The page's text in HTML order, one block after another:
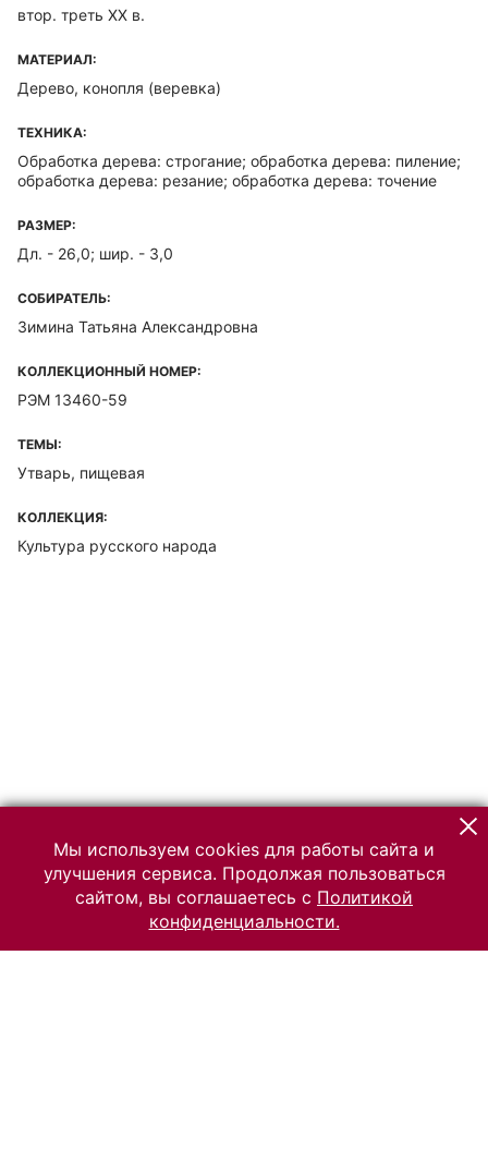
втор. треть XX в.
МАТЕРИАЛ:
Дерево, конопля (веревка)
ТЕХНИКА:
Обработка дерева: строгание; обработка дерева: пиление;
обработка дерева: резание; обработка дерева: точение
РАЗМЕР:
Дл. - 26,0; шир. - 3,0
СОБИРАТЕЛЬ:
Зимина Татьяна Александровна
КОЛЛЕКЦИОННЫЙ НОМЕР:
РЭМ 13460-59
ТЕМЫ:
Утварь, пищевая
КОЛЛЕКЦИЯ:
Культура русского народа
Мы используем cookies для работы сайта и
улучшения сервиса. Продолжая пользоваться
сайтом, вы соглашаетесь с Политикой
конфиденциальности.